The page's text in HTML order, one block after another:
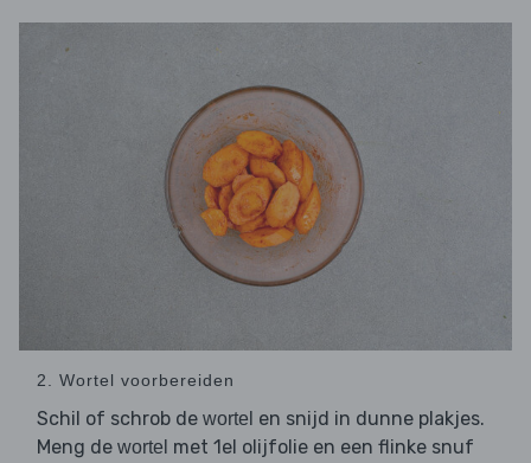
2. Wortel voorbereiden
Schil of schrob de wortel en snijd in dunne plakjes.
Meng de wortel met 1el olijfolie en een flinke snuf